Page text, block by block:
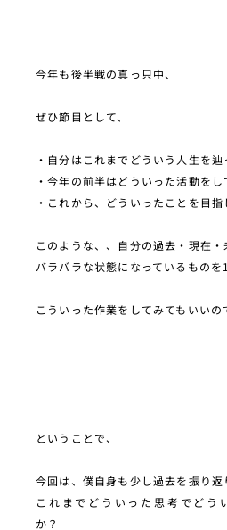
今年も後半戦の真っ只中、
ぜひ節目として、
・自分はこれまでどういう人生を
・今年の前半はどういった活動を
・これから、どういったことを目
このような、、自分の過去・現在
バラバラな状態になっているもの
こういった作業をしてみてもいい
ということで、
今回は、僕自身も少し過去を振り
これまでどういった思考でどう
か？